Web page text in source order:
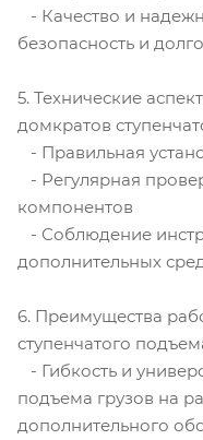
- Качество и
безопасность и
5. Технические
домкратов
- Правильная
- Регулярная
компонентов
- Соблюдение
дополнительных
6. Преимущества
ступенчатого
- Гибкость и
подъема грузов на
дополнительного